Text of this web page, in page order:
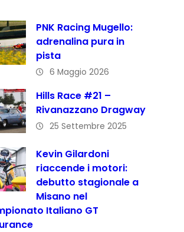
PNK Racing Mugello:
adrenalina pura in
pista
6 Maggio 2026
Hills Race #21 –
Rivanazzano Dragway
25 Settembre 2025
Kevin Gilardoni
riaccende i motori:
debutto stagionale a
Misano nel
Italiano GT